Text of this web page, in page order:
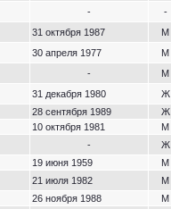
- -
31 октября 1987 М
30 апреля 1977 М
- М
31 декабря 1980 Ж
28 сентября 1989 Ж
10 октября 1981 М
- Ж
19 июня 1959 М
21 июля 1982 М
26 ноября 1988 М